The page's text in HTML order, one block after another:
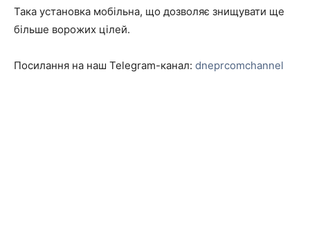
Така установка мобільна, що дозволяє знищувати ще
більше ворожих цілей.
Посилання на наш Telegram-канал: dneprcomchannel